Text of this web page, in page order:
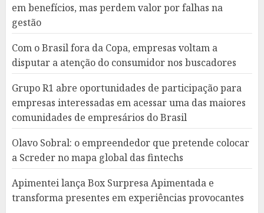
em benefícios, mas perdem valor por falhas na
gestão
Com o Brasil fora da Copa, empresas voltam a
disputar a atenção do consumidor nos buscadores
Grupo R1 abre oportunidades de participação para
empresas interessadas em acessar uma das maiores
comunidades de empresários do Brasil
Olavo Sobral: o empreendedor que pretende colocar
a Screder no mapa global das fintechs
Apimentei lança Box Surpresa Apimentada e
transforma presentes em experiências provocantes